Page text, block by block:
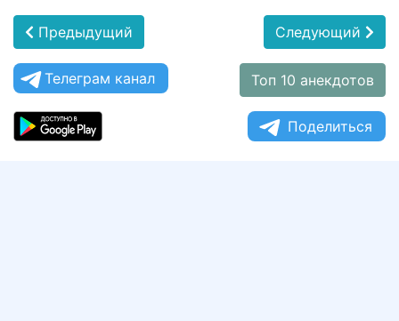
Предыдущий Следующий
Телеграм канал Топ 10 анекдотов
Поделиться